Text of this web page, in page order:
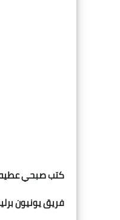
كتب صبحي
فريق يونيون